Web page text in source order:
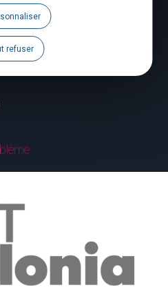
refuser